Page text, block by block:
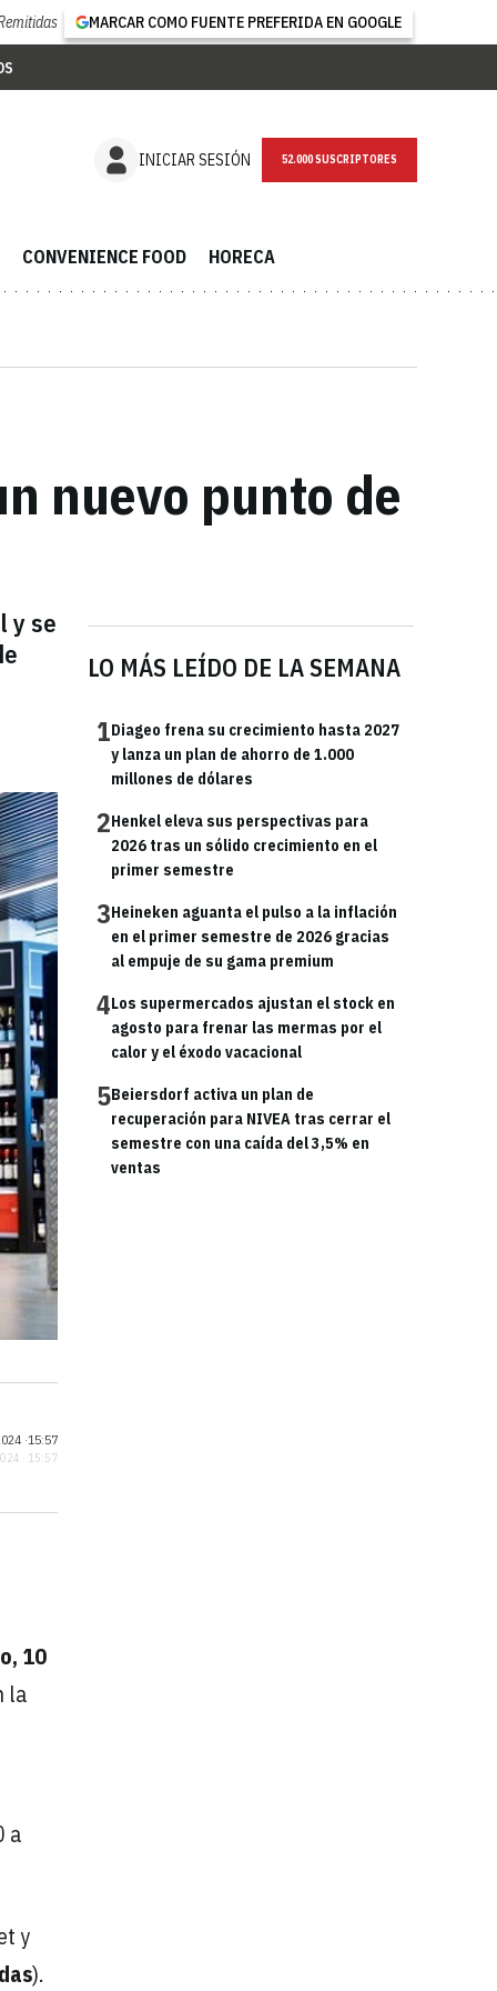
MARCAR COMO FUENTE PREFERIDA EN GOOGLE
INICIAR SESIÓN NEWSLETTER
CONVENIENCE FOOD HORECA
nuevo punto de
y se
LO MÁS LEÍDO DE LA SEMANA
1Diageo frena su crecimiento hasta 2027
y lanza un plan de ahorro de 1.000
millones de dólares
2Henkel eleva sus perspectivas para
2026 tras un sólido crecimiento en el
primer semestre
3Heineken aguanta el pulso a la inflación
en el primer semestre de 2026 gracias
al empuje de su gama premium
4Los supermercados ajustan el stock en
agosto para frenar las mermas por el
calor y el éxodo vacacional
5Beiersdorf activa un plan de
recuperación para NIVEA tras cerrar el
semestre con una caída del 3,5% en
ventas
·15:57
· 15:57
10
la
a
y
).